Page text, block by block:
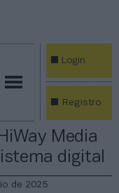
Login
Registro
Media
digital
de 2025